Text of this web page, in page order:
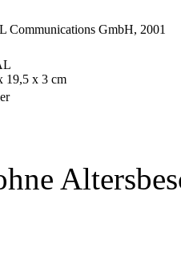
Communications GmbH, 2001
19,5 x 3 cm